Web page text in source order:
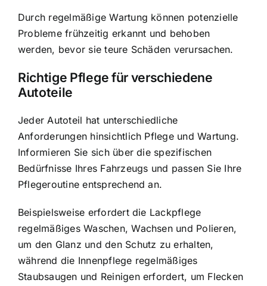
Durch regelmäßige Wartung können potenzielle
Probleme frühzeitig erkannt und behoben
werden, bevor sie teure Schäden verursachen.
Richtige Pflege für verschiedene
Autoteile
Jeder Autoteil hat unterschiedliche
Anforderungen hinsichtlich Pflege und Wartung.
Informieren Sie sich über die spezifischen
Bedürfnisse Ihres Fahrzeugs und passen Sie Ihre
Pflegeroutine entsprechend an.
Beispielsweise erfordert die Lackpflege
regelmäßiges Waschen, Wachsen und Polieren,
um den Glanz und den Schutz zu erhalten,
während die Innenpflege regelmäßiges
Staubsaugen und Reinigen erfordert, um Flecken